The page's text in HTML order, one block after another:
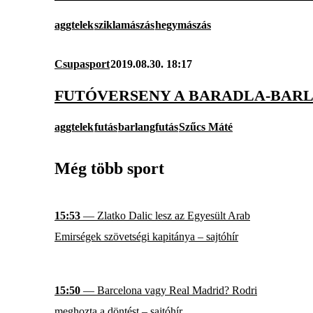
aggteleksziklamászáshegymászás
Csupasport2019.08.30. 18:17
FUTÓVERSENY A BARADLA-
aggtelekfutásbarlangfutásSzűcs Máté
Még több sport
15:53 — Zlatko Dalic lesz az Egyesült Arab
Emirségek szövetségi kapitánya – sajtóhír
15:50 — Barcelona vagy Real Madrid? Rodri